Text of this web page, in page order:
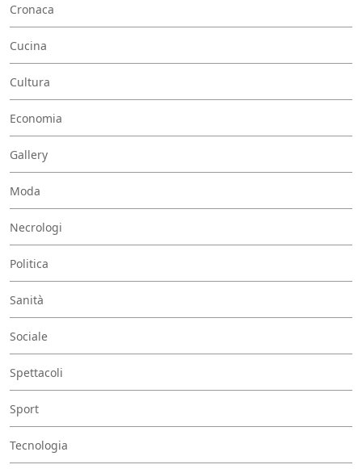
Cronaca
Cucina
Cultura
Economia
Gallery
Moda
Necrologi
Politica
Sanità
Sociale
Spettacoli
Sport
Tecnologia